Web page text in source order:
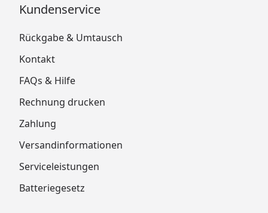
Kundenservice
Rückgabe & Umtausch
Kontakt
FAQs & Hilfe
Rechnung drucken
Zahlung
Versandinformationen
Serviceleistungen
Batteriegesetz